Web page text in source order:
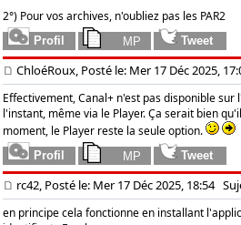
2°) Pour vos archives, n'oubliez pas les PAR2
ChloéRoux, Posté le: Mer 17 Déc 2025,
Effectivement, Canal+ n'est pas disponible sur
l'instant, même via le Player. Ça serait bien
moment, le Player reste la seule option.
rc42, Posté le: Mer 17 Déc 2025, 18:54
en principe cela fonctionne en installant